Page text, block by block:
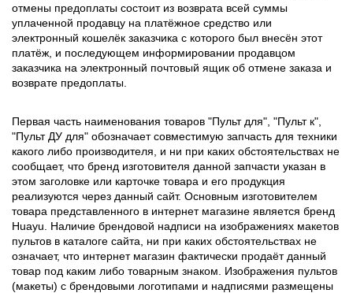
отмены предоплаты состоит из возврата всей суммы
уплаченной продавцу на платёжное средство или
электронный кошелёк заказчика с которого был внесён этот
платёж, и последующем информировании продавцом
заказчика на электронный почтовый ящик об отмене заказа и
возврате предоплаты.
Первая часть наименования товаров "Пульт для", "Пульт к",
"Пульт ДУ для" обозначает совместимую запчасть для техники
какого либо производителя, и ни при каких обстоятельствах не
сообщает, что бренд изготовителя данной запчасти указан в
этом заголовке или карточке товара и его продукция
реализуются через данный сайт. Основным изготовителем
товара представленного в интернет магазине является бренд
Huayu. Наличие брендовой надписи на изображениях макетов
пультов в каталоге сайта, ни при каких обстоятельствах не
означает, что интернет магазин фактически продаёт данный
товар под каким либо товарным знаком. Изображения пультов
(макеты) с брендовыми логотипами и надписями размещены